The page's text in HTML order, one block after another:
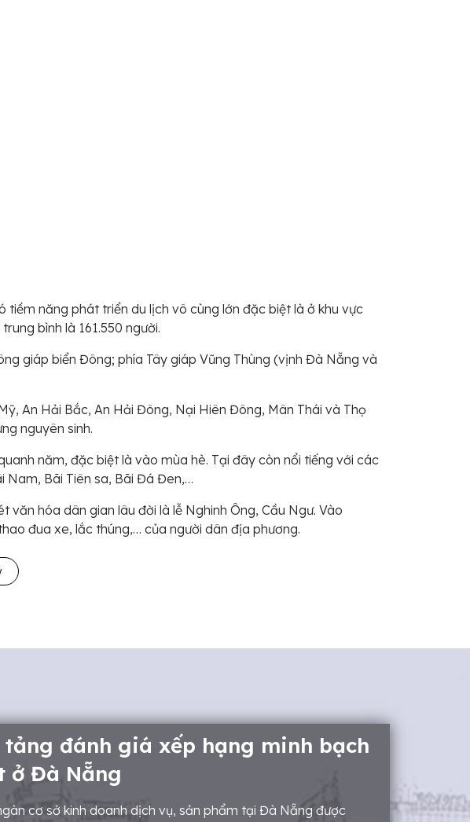
năng phát triển du lịch vô cùng lớn đặc biệt là ở khu vực
bình là 161.550 người.
giáp biển Đông; phía Tây giáp Vũng Thùng (vịnh Đà Nẵng và
An Hải Bắc, An Hải Đông, Nại Hiên Đông, Mân Thái và Thọ
nguyên sinh.
năm, đặc biệt là vào mùa hè. Tại đây còn nổi tiếng với các
Nam, Bãi Tiên sa, Bãi Đá Đen,…
văn hóa dân gian lâu đời là lễ Nghinh Ông, Cầu Ngư. Vào
đua xe, lắc thúng,… của người dân địa phương.
tảng đánh giá xếp hạng minh bạch
ở Đà Nẵng
cơ sở kinh doanh dịch vụ, sản phẩm tại Đà Nẵng được